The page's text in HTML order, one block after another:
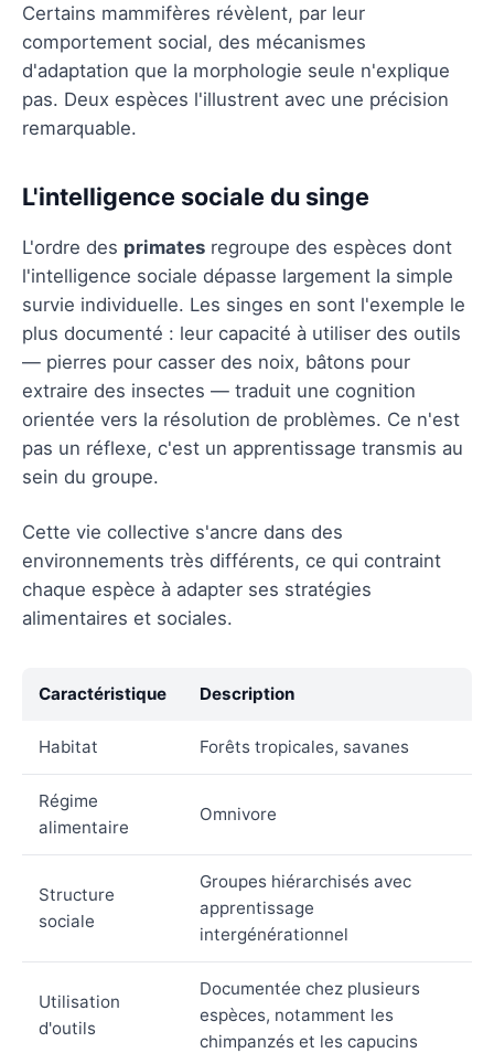
Certains mammifères révèlent, par leur
comportement social, des mécanismes
d'adaptation que la morphologie seule n'explique
pas. Deux espèces l'illustrent avec une précision
remarquable.
L'intelligence sociale du singe
L'ordre des primates regroupe des espèces dont
l'intelligence sociale dépasse largement la simple
survie individuelle. Les singes en sont l'exemple le
plus documenté : leur capacité à utiliser des outils
— pierres pour casser des noix, bâtons pour
extraire des insectes — traduit une cognition
orientée vers la résolution de problèmes. Ce n'est
pas un réflexe, c'est un apprentissage transmis au
sein du groupe.
Cette vie collective s'ancre dans des
environnements très différents, ce qui contraint
chaque espèce à adapter ses stratégies
alimentaires et sociales.
Caractéristique Description
Habitat Forêts tropicales, savanes
Régime
alimentaire
Omnivore
Structure
sociale
Groupes hiérarchisés avec
apprentissage
intergénérationnel
Utilisation
d'outils
Documentée chez plusieurs
espèces, notamment les
chimpanzés et les capucins